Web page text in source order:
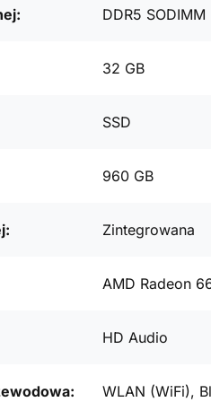
DDR5 SODIMM
32 GB
SSD
960 GB
Zintegrowana
AMD Radeon
HD Audio
WLAN (WiFi),